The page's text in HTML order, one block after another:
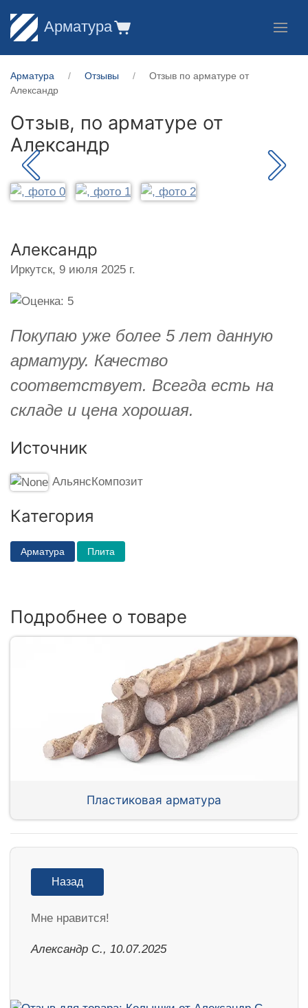
Арматура
Арматура Отзывы
Отзыв по арматуре от
Александр
Отзыв, по арматуре от
Александр
Александр
Иркутск, 9 июля 2025 г.
Покупаю уже более 5 лет данную
арматуру. Качество
соответствует. Всегда есть на
складе и цена хорошая.
Источник
АльянсКомпозит
Категория
Арматура Плита
Подробнее о товаре
Пластиковая арматура
Назад
Мне нравится!
Александр С., 10.07.2025